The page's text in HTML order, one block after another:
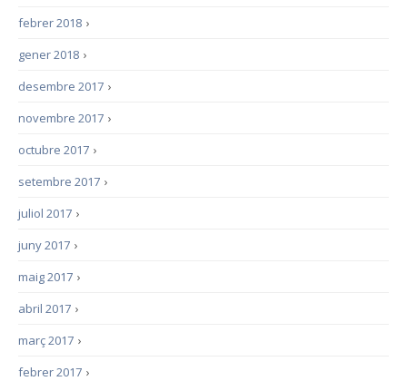
›
febrer 2018
›
gener 2018
›
desembre 2017
›
novembre 2017
›
octubre 2017
›
setembre 2017
›
juliol 2017
›
juny 2017
›
maig 2017
›
abril 2017
›
març 2017
›
febrer 2017